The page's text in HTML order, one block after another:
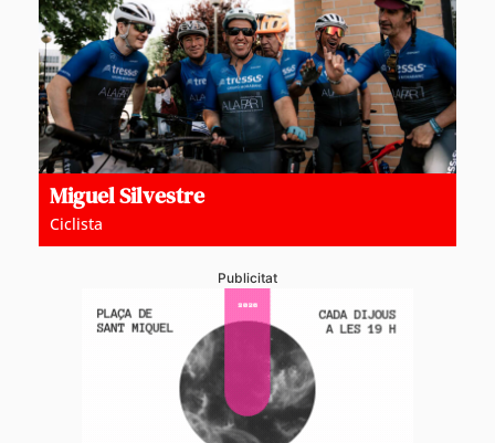
Miguel Silvestre
Ciclista
Publicitat